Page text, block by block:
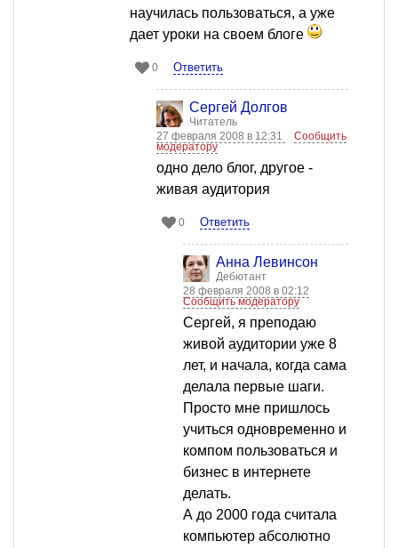
научилась пользоваться, а уже
дает уроки на своем блоге
0 Ответить
Сергей Долгов
Читатель
27 февраля 2008 в 12:31
Сообщить
модератору
одно дело блог, другое -
живая аудитория
0 Ответить
Анна Левинсон
Дебютант
28 февраля 2008 в 02:12
Сообщить модератору
Сергей, я преподаю
живой аудитории уже 8
лет, и начала, когда сама
делала первые шаги.
Просто мне пришлось
учиться одновременно и
компом пользоваться и
бизнес в интернете
делать.
А до 2000 года считала
компьютер абсолютно